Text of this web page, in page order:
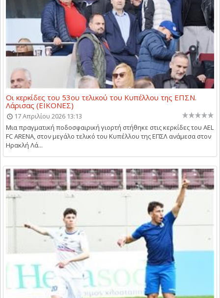
Οι κερκίδες του 53ου τελικού του Κυπέλλου της ΕΠΣΝ.
Λάρισας (ΕΙΚΟΝΕΣ)
17 Απριλίου 2026 13:13
Μια πραγματική ποδοσφαιρική γιορτή στήθηκε στις κερκίδες του AEL
FC ARENA, στον μεγάλο τελικό του Κυπέλλου της ΕΠΣΛ ανάμεσα στον
Ηρακλή Λά...